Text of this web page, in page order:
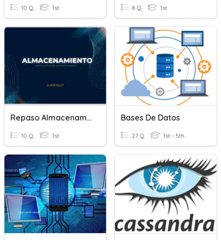
10 Q 1st 8 Q 1st
Repaso Almacenamiento De Datos 1ESO
10 Q 1st
Bases De Datos
27 Q 1st - 5th